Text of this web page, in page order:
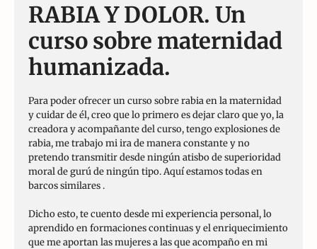
RABIA Y DOLOR. Un
curso sobre maternidad
humanizada.
Para poder ofrecer un curso sobre rabia en la maternidad
y cuidar de él, creo que lo primero es dejar claro que yo, la
creadora y acompañante del curso, tengo explosiones de
rabia, me trabajo mi ira de manera constante y no
pretendo transmitir desde ningún atisbo de superioridad
moral de gurú de ningún tipo. Aquí estamos todas en
barcos similares .
Dicho esto, te cuento desde mi experiencia personal, lo
aprendido en formaciones continuas y el enriquecimiento
que me aportan las mujeres a las que acompaño en mi